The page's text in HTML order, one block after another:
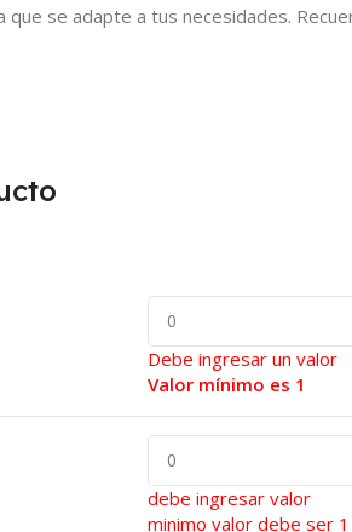
se adapte a tus necesidades.
Debe ingresar un valor
Valor mínimo es 1
debe ingresar valor
minimo valor debe ser 1